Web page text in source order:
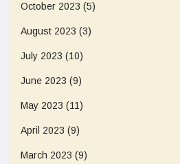
October 2023 (5)
August 2023 (3)
July 2023 (10)
June 2023 (9)
May 2023 (11)
April 2023 (9)
March 2023 (9)